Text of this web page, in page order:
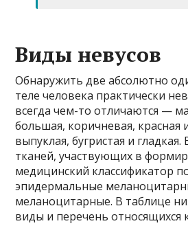
Виды невусов
Обнаружить две абсолютно
теле человека практически
всегда чем-то отличаются —
большая, коричневая, красная
выпуклая, бугристая и
тканей, участвующих в
медицинский классификатор
эпидермальные
меланоцитарные. В таблице
виды и перечень относящихся